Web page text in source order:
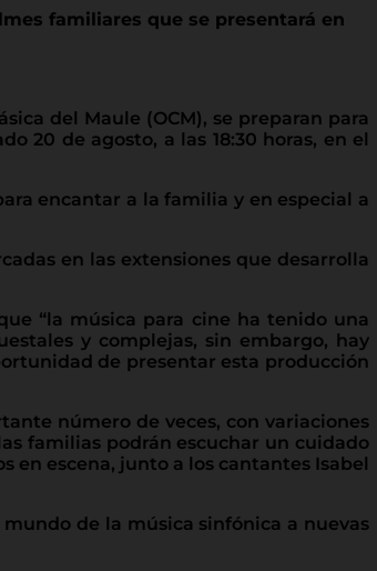
familiares que se presentará en
del Maule (OCM), se preparan para
20 de agosto, a las 18:30 horas, en el
encantar a la familia y en especial a
en las extensiones que desarrolla
“la música para cine ha tenido una
y complejas, sin embargo, hay
de presentar esta producción
número de veces, con variaciones
familias podrán escuchar un cuidado
en escena, junto a los cantantes Isabel
de la música sinfónica a nuevas